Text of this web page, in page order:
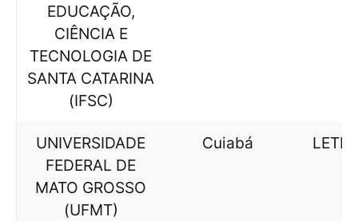
EDUCAÇÃO,
CIÊNCIA E
TECNOLOGIA DE
SANTA CATARINA
(IFSC)
UNIVERSIDADE
FEDERAL DE
MATO GROSSO
(UFMT)
Cuiabá